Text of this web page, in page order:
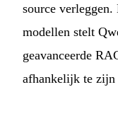
source
modellen stelt
geavanceerde
afhankelijk te zijn